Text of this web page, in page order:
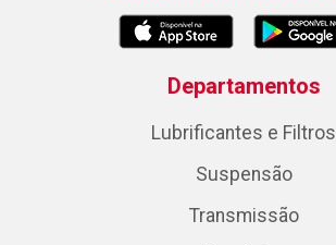
Departamentos
Lubrificantes e Filtros
Suspensão
Transmissão